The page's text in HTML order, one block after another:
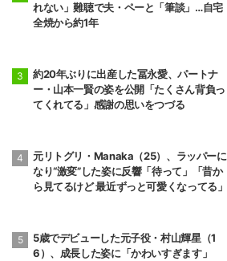
れない」難聴で夫・ペーと「筆談」…自宅
全焼から約1年
約20年ぶりに出産した冨永愛、パートナ
ー・山本一賢の姿を公開「たくさん背負っ
てくれてる」感謝の思いをつづる
元リトグリ・Manaka（25）、ラッパーに
なり“激変”した姿に反響「待って」「昔か
ら見てるけど 最近ずっと可愛くなってる」
5歳でデビューした元子役・村山輝星（1
6）、成長した姿に「かわいすぎます」